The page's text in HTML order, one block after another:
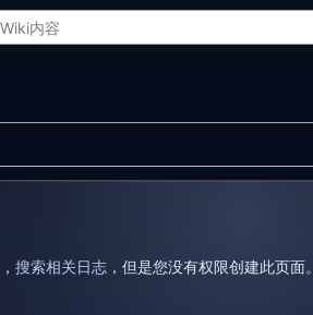
， 搜索相关日志 ，但是您没有权限创建此页面。